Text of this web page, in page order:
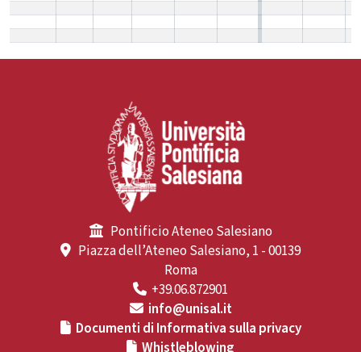
Pontificio Ateneo Salesiano
Piazza dell’Ateneo Salesiano, 1 - 00139
Roma
+39.06.872901
info@unisal.it
Documenti di Informativa sulla privacy
Whistleblowing